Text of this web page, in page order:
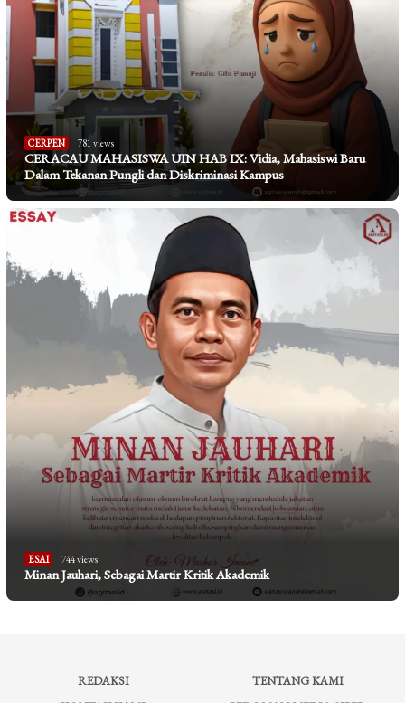
CERPEN 781 views
CERACAU MAHASISWA UIN HAB IX: Vidia, Mahasiswi Baru
Dalam Tekanan Pungli dan Diskriminasi Kampus
ESAI 744 views
Minan Jauhari, Sebagai Martir Kritik Akademik
REDAKSI
TENTANG KAMI